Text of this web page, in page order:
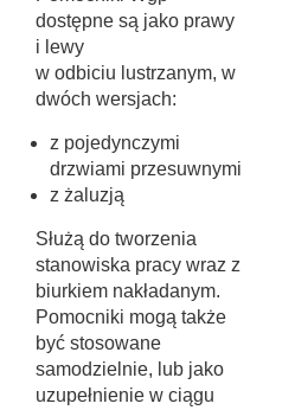
dostępne są jako prawy
i lewy
w odbiciu lustrzanym, w
dwóch wersjach:
z pojedynczymi
drzwiami przesuwnymi
z żaluzją
Służą do tworzenia
stanowiska pracy wraz z
biurkiem nakładanym.
Pomocniki mogą także
być stosowane
samodzielnie, lub jako
uzupełnienie w ciągu